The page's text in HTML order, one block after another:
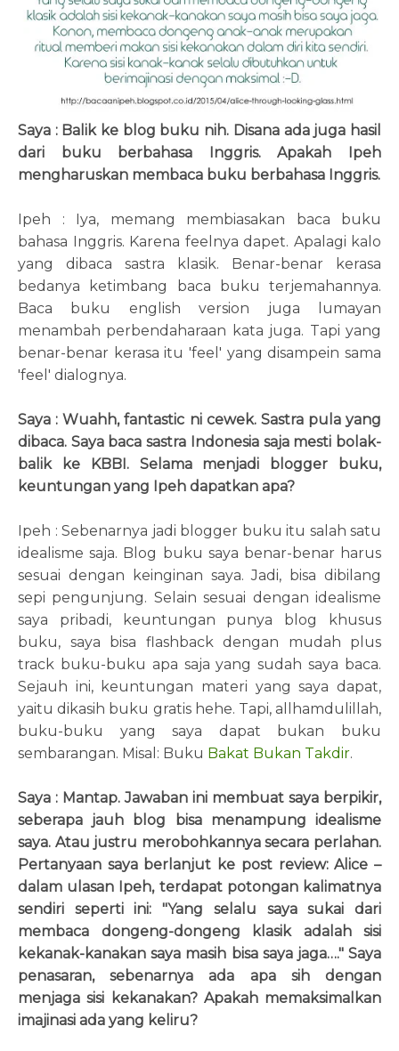
Saya : Balik ke blog buku nih. Disana ada juga hasil
dari buku berbahasa Inggris. Apakah Ipeh
mengharuskan membaca buku berbahasa Inggris.
Ipeh : Iya, memang membiasakan baca buku
bahasa Inggris. Karena feelnya dapet. Apalagi kalo
yang dibaca sastra klasik. Benar-benar kerasa
bedanya ketimbang baca buku terjemahannya.
Baca buku english version juga lumayan
menambah perbendaharaan kata juga. Tapi yang
benar-benar kerasa itu 'feel' yang disampein sama
'feel' dialognya.
Saya : Wuahh, fantastic ni cewek. Sastra pula yang
dibaca. Saya baca sastra Indonesia saja mesti bolak-
balik ke KBBI. Selama menjadi blogger buku,
keuntungan yang Ipeh dapatkan apa?
Ipeh : Sebenarnya jadi blogger buku itu salah satu
idealisme saja. Blog buku saya benar-benar harus
sesuai dengan keinginan saya. Jadi, bisa dibilang
sepi pengunjung. Selain sesuai dengan idealisme
saya pribadi, keuntungan punya blog khusus
buku, saya bisa flashback dengan mudah plus
track buku-buku apa saja yang sudah saya baca.
Sejauh ini, keuntungan materi yang saya dapat,
yaitu dikasih buku gratis hehe. Tapi, allhamdulillah,
buku-buku yang saya dapat bukan buku
sembarangan. Misal: Buku Bakat Bukan Takdir.
Saya : Mantap. Jawaban ini membuat saya berpikir,
seberapa jauh blog bisa menampung idealisme
saya. Atau justru merobohkannya secara perlahan.
Pertanyaan saya berlanjut ke post review: Alice –
dalam ulasan Ipeh, terdapat potongan kalimatnya
sendiri seperti ini: "Yang selalu saya sukai dari
membaca dongeng-dongeng klasik adalah sisi
kekanak-kanakan saya masih bisa saya jaga…." Saya
penasaran, sebenarnya ada apa sih dengan
menjaga sisi kekanakan? Apakah memaksimalkan
imajinasi ada yang keliru?